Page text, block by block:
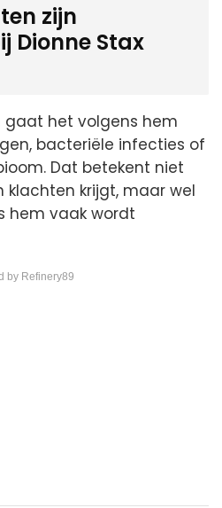
zijn
Dionne Stax
het volgens hem
bacteriële infecties of
Dat betekent niet
krijgt, maar wel
hem vaak wordt
by Refinery89